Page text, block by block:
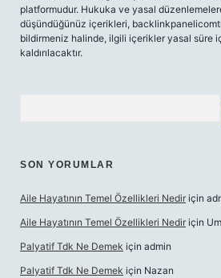
platformudur. Hukuka ve yasal
düşündüğünüz içerikleri,
bildirmeniz halinde, ilgili içerikler yasal süre
kaldırılacaktır.
SON YORUMLAR
Aile Hayatının Temel Özellikleri Nedir için
Aile Hayatının Temel Özellikleri Nedir için
Palyatif Tdk Ne Demek için admin
Palyatif Tdk Ne Demek için Nazan